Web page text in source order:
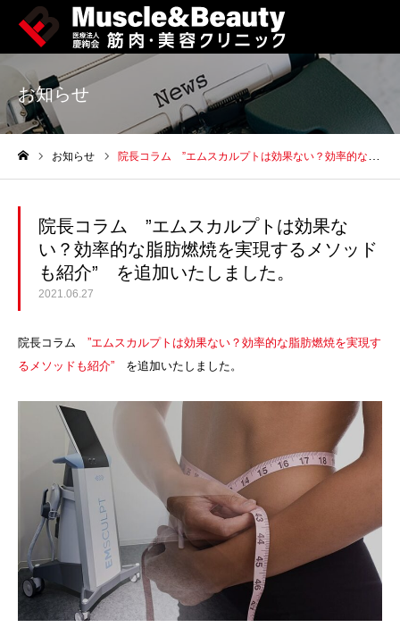
お知らせ
お知らせ 院長コラム ”エムスカルプトは効果ない？効率的な脂肪燃焼を実現するメソッドも紹介” を追加いたしました。
院長コラム ”エムスカルプトは効果な
い？効率的な脂肪燃焼を実現するメソッド
も紹介” を追加いたしました。
2021.06.27
院長コラム ”エムスカルプトは効果ない？効率的な脂肪燃焼を実現す
るメソッドも紹介” を追加いたしました。